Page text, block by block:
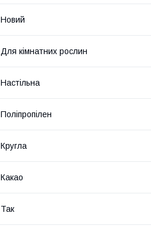
Новий
Для кімнатних рослин
Настільна
Поліпропілен
Кругла
Какао
Так